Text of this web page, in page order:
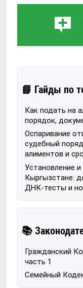
📘 Гайды по
Как подать на
порядок,
Оспаривание
судебный
алиментов и
Установление
Кыргызстане:
ДНК-тесты и
📚
Гражданский
часть 1
Семейный